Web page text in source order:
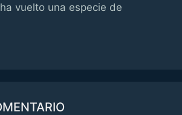
vuelto una especie de